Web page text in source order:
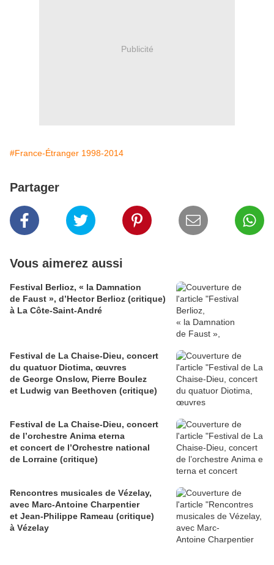
Publicité
#France-Étranger 1998-2014
Partager
Vous aimerez aussi
Festival Berlioz, « la Damnation
de Faust », d’Hector Berlioz (critique)
à La Côte‑Saint‑André
Festival de La Chaise-Dieu, concert
du quatuor Diotima, œuvres
de George Onslow, Pierre Boulez
et Ludwig van Beethoven (critique)
Festival de La Chaise-Dieu, concert
de l’orchestre Anima eterna
et concert de l’Orchestre national
de Lorraine (critique)
Rencontres musicales de Vézelay,
avec Marc-Antoine Charpentier
et Jean-Philippe Rameau (critique)
à Vézelay